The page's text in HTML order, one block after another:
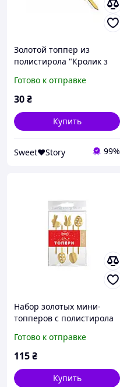
Золотой топпер из
полистирола "Кролик з
Готово к отправке
30₴
Купить
Sweet❤Story 99%
Набор золотых мини-
топперов с полистирола
упаковке)
Готово к отправке
115₴
Купить